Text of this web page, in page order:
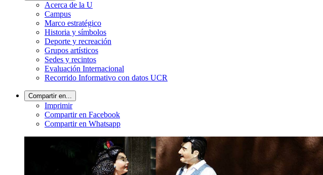
Acerca de la U
Campus
Marco estratégico
Historia y símbolos
Deporte y recreación
Grupos artísticos
Sedes y recintos
Evaluación Internacional
Recorrido Informativo con datos UCR
Compartir en...
Imprimir
Compartir en Facebook
Compartir en Whatsapp